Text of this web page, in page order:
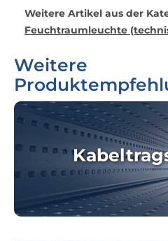
Weitere Artikel aus der
Feuchtraumleuchte
Weitere